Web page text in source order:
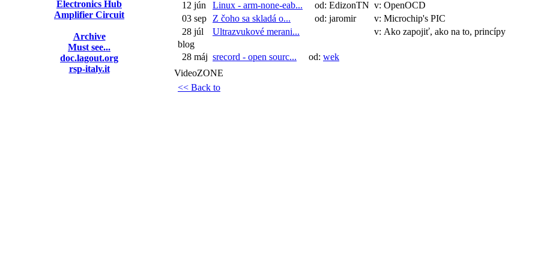
Electronics Hub
Amplifier Circuit
Archive
Must see...
doc.lagout.org
rsp-italy.it
12 jún
Linux - arm-none-eab... od: EdizonTN v: OpenOCD
03 sep
Z čoho sa skladá o... od: jaromir
v: Microchip's PIC
28 júl
Ultrazvukové merani...
v: Ako zapojiť, ako na to, princípy
blog
28 máj srecord - open sourc... od: wek
VideoZONE
<< Back to